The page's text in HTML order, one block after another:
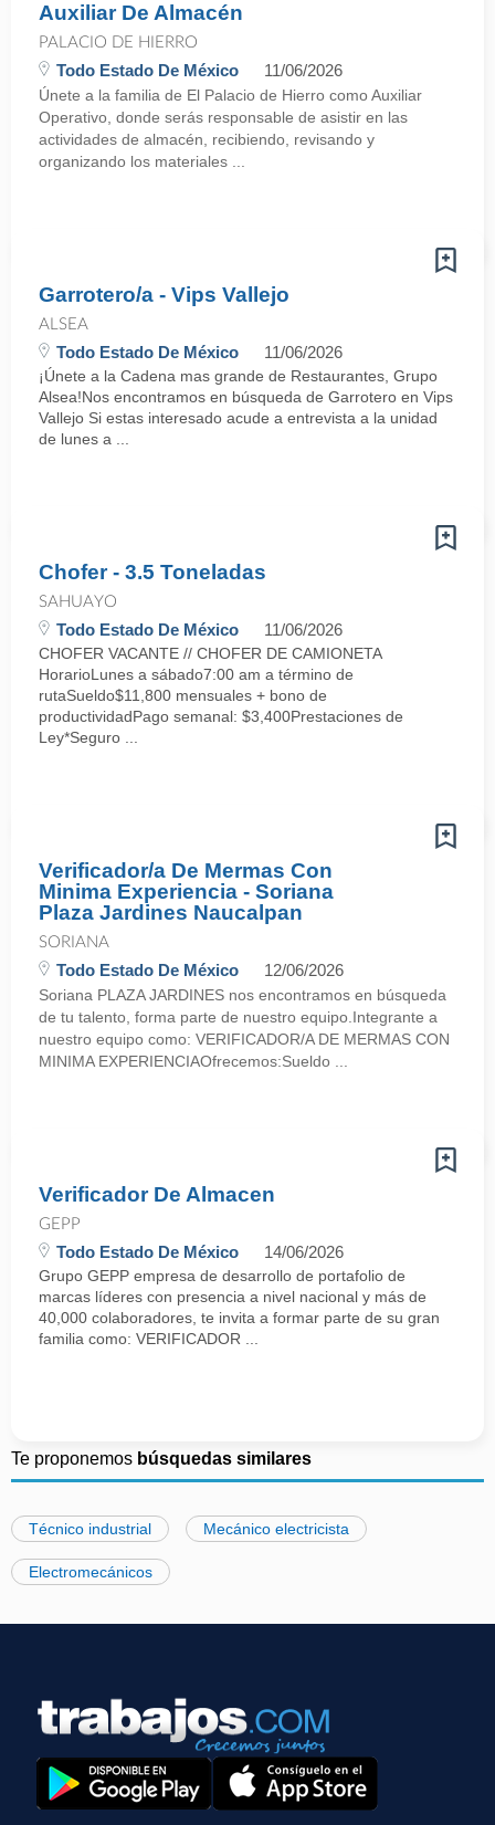
Auxiliar De Almacén
PALACIO DE HIERRO
Todo Estado De México 11/06/2026
Únete a la familia de El Palacio de Hierro como Auxiliar
Operativo, donde serás responsable de asistir en las
actividades de almacén, recibiendo, revisando y
organizando los materiales ...
Garrotero/a - Vips Vallejo
ALSEA
Todo Estado De México 11/06/2026
¡Únete a la Cadena mas grande de Restaurantes, Grupo
Alsea!Nos encontramos en búsqueda de Garrotero en Vips
Vallejo Si estas interesado acude a entrevista a la unidad
de lunes a ...
Chofer - 3.5 Toneladas
SAHUAYO
Todo Estado De México 11/06/2026
CHOFER VACANTE // CHOFER DE CAMIONETA
HorarioLunes a sábado7:00 am a término de
rutaSueldo$11,800 mensuales + bono de
productividadPago semanal: $3,400Prestaciones de
Ley*Seguro ...
Verificador/a De Mermas Con
Minima Experiencia - Soriana
Plaza Jardines Naucalpan
SORIANA
Todo Estado De México 12/06/2026
Soriana PLAZA JARDINES nos encontramos en búsqueda
de tu talento, forma parte de nuestro equipo.Integrante a
nuestro equipo como: VERIFICADOR/A DE MERMAS CON
MINIMA EXPERIENCIAOfrecemos:Sueldo ...
Verificador De Almacen
GEPP
Todo Estado De México 14/06/2026
Grupo GEPP empresa de desarrollo de portafolio de
marcas líderes con presencia a nivel nacional y más de
40,000 colaboradores, te invita a formar parte de su gran
familia como: VERIFICADOR ...
Te proponemos búsquedas similares
Técnico industrial Mecánico electricista
Electromecánicos